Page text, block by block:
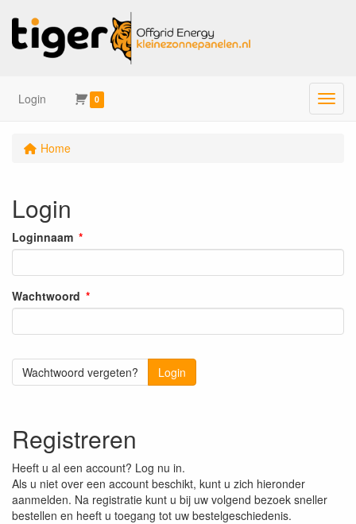
Login 0 Menu
Home
Login
Loginnaam
Wachtwoord
Wachtwoord vergeten? Login
Registreren
Heeft u al een account? Log nu in.
Als u niet over een account beschikt, kunt u zich hieronder
aanmelden. Na registratie kunt u bij uw volgend bezoek sneller
bestellen en heeft u toegang tot uw bestelgeschiedenis.